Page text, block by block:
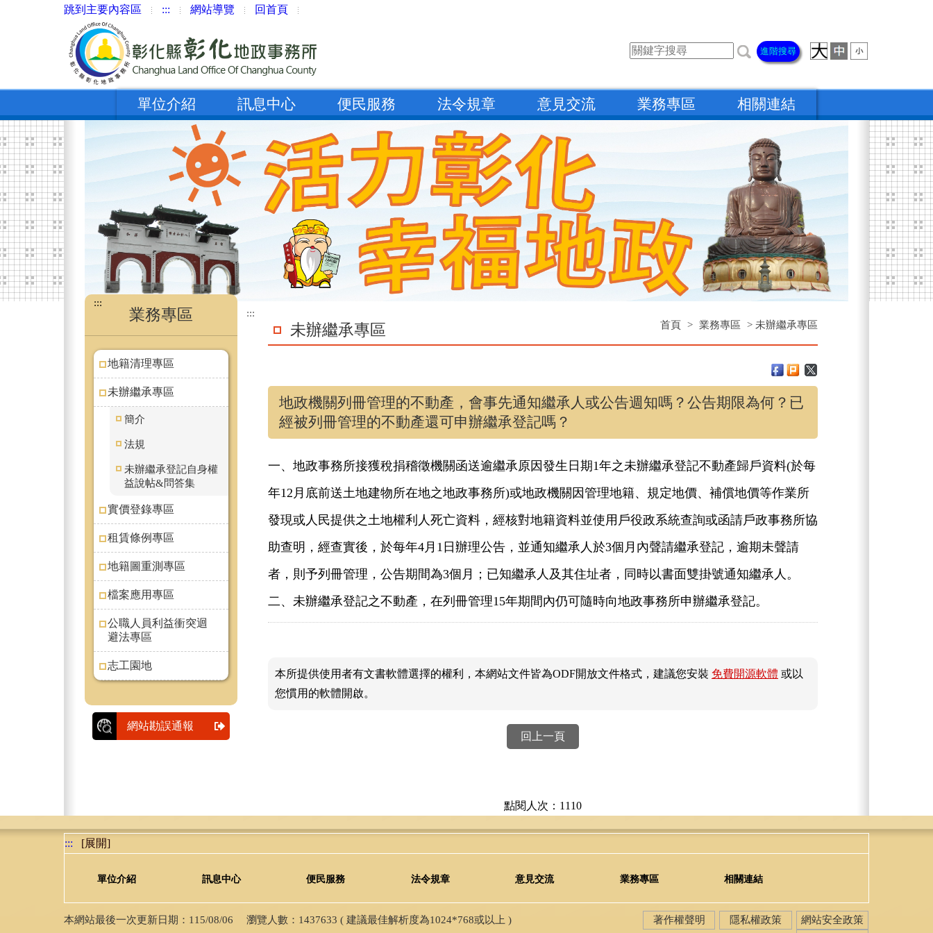
跳到主要內容區 ::: 網站導覽 回首頁
進階搜尋
單位介紹 訊息中心 便民服務 法令規章 意見交流 業務專區 相關連結
:::
業務專區
地籍清理專區
未辦繼承專區
簡介
法規
未辦繼承登記自身權
益說帖&問答集
實價登錄專區
租賃條例專區
地籍圖重測專區
檔案應用專區
公職人員利益衝突迴
避法專區
志工園地
網站勘誤通報
:::
首頁 > 業務專區 > 未辦繼承專區
未辦繼承專區
地政機關列冊管理的不動產，會事先通知繼承人或公告週知嗎？公告期限為何？已
經被列冊管理的不動產還可申辦繼承登記嗎？
一、地政事務所接獲稅捐稽徵機關函送逾繼承原因發生日期1年之未辦繼承登記不動產歸戶資料(於每
年12月底前送土地建物所在地之地政事務所)或地政機關因管理地籍、規定地價、補償地價等作業所
發現或人民提供之土地權利人死亡資料，經核對地籍資料並使用戶役政系統查詢或函請戶政事務所協
助查明，經查實後，於每年4月1日辦理公告，並通知繼承人於3個月內聲請繼承登記，逾期未聲請
者，則予列冊管理，公告期間為3個月；已知繼承人及其住址者，同時以書面雙掛號通知繼承人。
二、未辦繼承登記之不動產，在列冊管理15年期間內仍可隨時向地政事務所申辦繼承登記。
本所提供使用者有文書軟體選擇的權利，本網站文件皆為ODF開放文件格式，建議您安裝 免費開源軟體 或以
您慣用的軟體開啟。
回上一頁
點閱人次：1110
::: [展開]
單位介紹 訊息中心 便民服務 法令規章 意見交流 業務專區 相關連結
本網站最後一次更新日期：115/08/06 瀏覽人數：1437633 ( 建議最佳解析度為1024*768或以上 ) 著作權聲明 隱私權政策 網站安全政策